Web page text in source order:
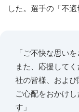
した。選手の「不適
「ご不快な思い
また、応援して
社の皆様、およ
ご心配をおかけ
す」